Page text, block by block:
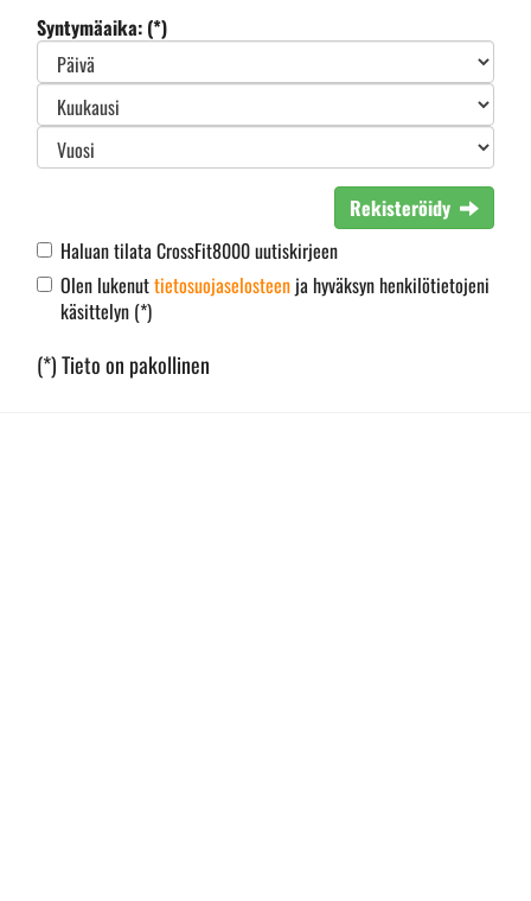
Syntymäaika: (*)
Rekisteröidy
Haluan tilata CrossFit8000 uutiskirjeen
Olen lukenuttietosuojaselosteen ja hyväksyn henkilötietojeni
käsittelyn (*)
(*) Tieto on pakollinen